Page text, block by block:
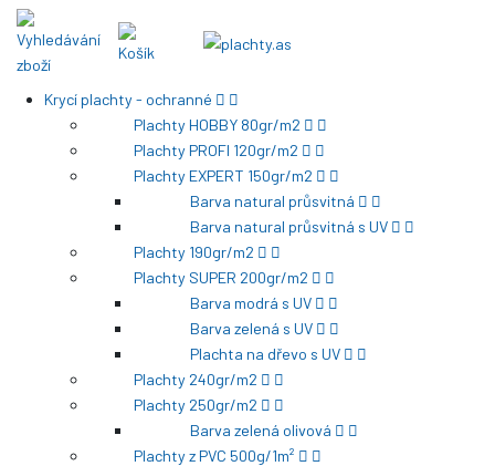
Krycí plachty - ochranné
Plachty HOBBY 80gr/m2
Plachty PROFI 120gr/m2
Plachty EXPERT 150gr/m2
Barva natural průsvitná
Barva natural průsvitná s UV
Plachty 190gr/m2
Plachty SUPER 200gr/m2
Barva modrá s UV
Barva zelená s UV
Plachta na dřevo s UV
Plachty 240gr/m2
Plachty 250gr/m2
Barva zelená olivová
Plachty z PVC 500g/1m²